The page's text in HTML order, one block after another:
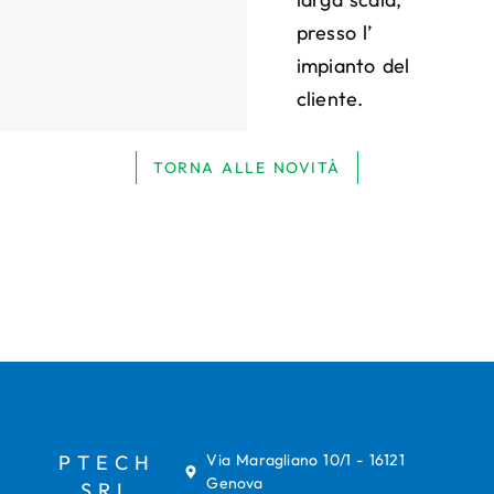
presso l’
impianto del
cliente.
TORNA ALLE NOVITÀ
PTECH
Via Maragliano 10/1 - 16121
Genova